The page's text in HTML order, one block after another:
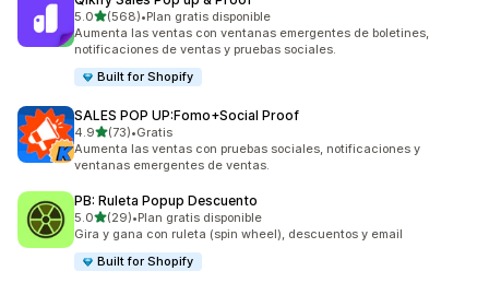
5.0de 5 estrellas
(568)
568 reseñas en total
•Plan gratis disponible
Aumenta las ventas con ventanas emergentes de boletines,
notificaciones de ventas y pruebas sociales.
Built for Shopify
SALES POP UP:Fomo+Social Proof
4.9de 5 estrellas
(73)
73 reseñas en total
•Gratis
Aumenta las ventas con pruebas sociales, notificaciones y
ventanas emergentes de ventas.
PB: Ruleta Popup Descuento
5.0de 5 estrellas
(29)
29 reseñas en total
•Plan gratis disponible
Gira y gana con ruleta (spin wheel), descuentos y email
Built for Shopify